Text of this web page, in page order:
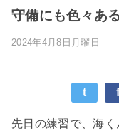
守備にも色々ある
2024年4月8日月曜日
t
先日の練習で、海